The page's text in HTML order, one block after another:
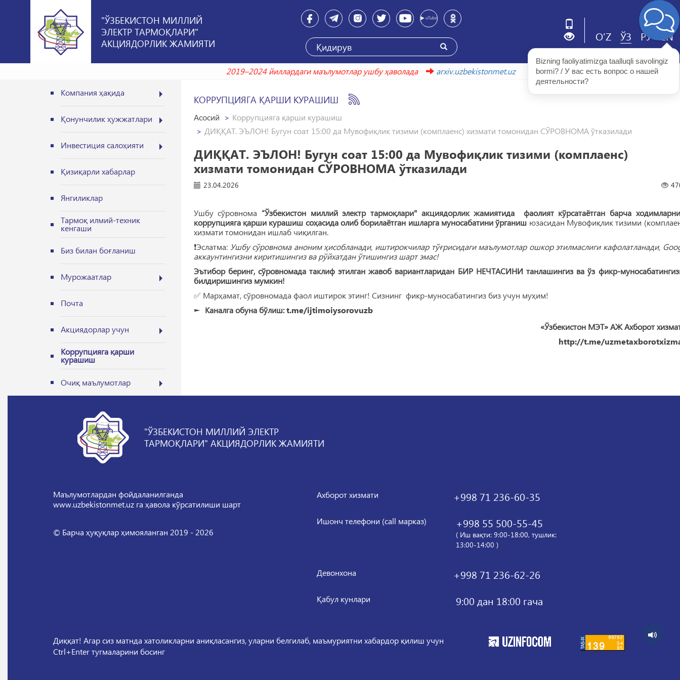
"ЎЗБЕКИСТОН МИЛЛИЙ
ЭЛЕКТР ТАРМОҚЛАРИ"
АКЦИЯДОРЛИК ЖАМИЯТИ
O'Z ЎЗ РУ EN
2019–2024 йиллардаги маълумотлар ушбу ҳаволада
arxiv.uzbekistonmet.uz
Компания ҳақида
Қонунчилик ҳужжатлари
Инвестиция салоҳияти
Қизиқарли хабарлар
Янгиликлар
Тармоқ илмий-техник
кенгаши
Биз билан боғланиш
Мурожаатлар
Почта
Акциядорлар учун
Коррупцияга қарши
курашиш
Очиқ маълумотлар
КОРРУПЦИЯГА ҚАРШИ КУРАШИШ
Асосий
Коррупцияга қарши курашиш
ДИҚҚАТ. ЭЪЛОН! Бугун соат 15:00 да Мувофиқлик тизими (комплаенс) хизмати томонидан СЎРОВНОМА ўтказилади
ДИҚҚАТ. ЭЪЛОН! Бугун соат 15:00 да Мувофиқлик тизими (комплаенс)
хизмати томонидан СЎРОВНОМА ўтказилади
23.04.2026
Ушбу сўровнома “Ўзбекистон миллий электр тармоқлари" акциядорлик жамиятида фаолият кўрсатаётган барча
коррупцияга қарши курашиш соҳасида олиб борилаётган ишларга муносабатини ўрганиш юзасидан Мувофиқлик тизими
хизмати томонидан ишлаб чиқилган.
❗️Эслатма: Ушбу сўровнома аноним ҳисобланади, иштирокчилар тўғрисидаги маълумотлар ошкор этилмаслиги кафолатланади,
аккаунтингизни киритишингиз ва рўйхатдан ўтишингиз шарт эмас!
Эътибор беринг, сўровномада таклиф этилган жавоб вариантларидан БИР НEЧТАСИНИ танлашингиз ва ўз фикр-
билдиришингиз мумкин!
✅ Марҳамат, сўровномада фаол иштирок этинг! Сизнинг фикр-муносабатингиз биз учун муҳим!
► Каналга обуна бўлиш: t.me/ijtimoiysorovuzb
«Ўзбекистон МЭТ» АЖ Ахборот
http://t.me/
"ЎЗБЕКИСТОН МИЛЛИЙ ЭЛЕКТР
ТАРМОҚЛАРИ" АКЦИЯДОРЛИК ЖАМИЯТИ
Маълумотлардан фойдаланилганда
www.uzbekistonmet.uz га ҳавола кўрсатилиши шарт
© Барча ҳуқуқлар ҳимояланган 2019 - 2026
Ахборот хизмати +998 71 236-60-35
Ишонч телефони (call марказ) +998 55 500-55-45
( Иш вақти: 9:00-18:00, тушлик:
13:00-14:00 )
Девонхона +998 71 236-62-26
Қабул кунлари 9:00 дан 18:00 гача
Диққат! Агар сиз матнда хатоликларни аниқласангиз, уларни белгилаб, маъмуриятни хабардор қилиш учун
Ctrl+Enter тугмаларини босинг
Bizning faoliyatimizga taalluqli savolingiz
bormi? / У вас есть вопрос о нашей
деятельности?